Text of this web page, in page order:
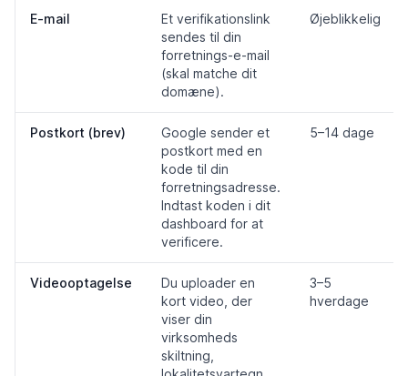
E-mail
Et verifikationslink
sendes til din
forretnings-e-mail
(skal matche dit
domæne).
Øjeblikkelig
Postkort (brev)
Google sender et
postkort med en
kode til din
forretningsadresse.
Indtast koden i dit
dashboard for at
verificere.
5–14 dage
Videooptagelse
Du uploader en
kort video, der
viser din
virksomheds
skiltning,
3–5
hverdage